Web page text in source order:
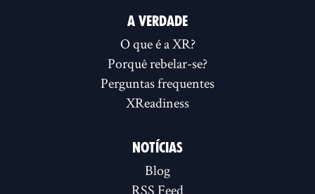
A VERDADE
O que é a XR?
Porquê rebelar-se?
Perguntas frequentes
XReadiness
NOTÍCIAS
Blog
RSS Feed